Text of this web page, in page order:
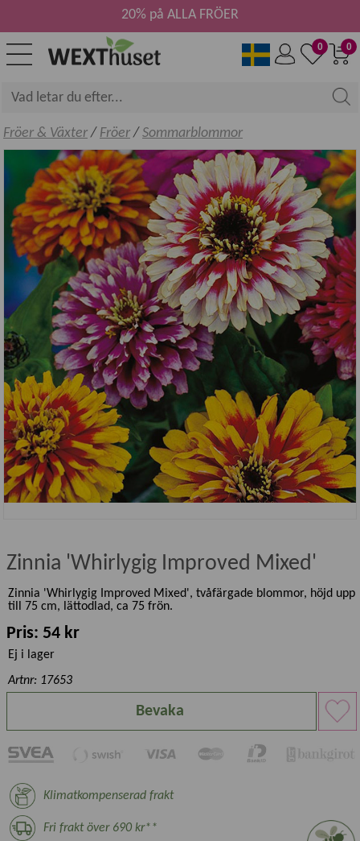
0
0
20% på ALLA FRÖER
Fröer & Växter/ Fröer/ Sommarblommor
Zinnia 'Whirlygig Improved Mixed'
Zinnia 'Whirlygig Improved Mixed', tvåfärgade blommor, höjd upp
till 75 cm, lättodlad, ca 75 frön.
Pris: 54 kr
Ej i lager
Artnr: 17653
Bevaka
Klimatkompenserad frakt
Fri frakt över 690 kr**